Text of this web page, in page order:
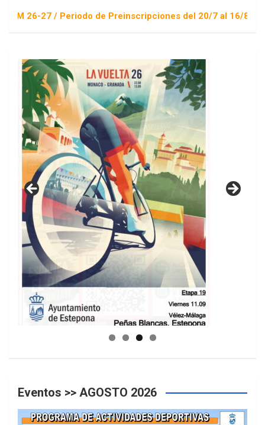
/ Periodo de Preinscripciones del 20/7 al 16/8 / Sorteo 1
GUIA DE INSTALACIONES DEPORTIVAS
Eventos >> AGOSTO 2026